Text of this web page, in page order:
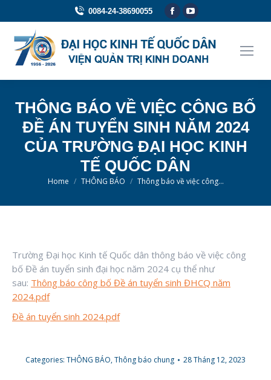
0084-24-38690055
Facebook
opens
in
YouTube
opens
in
THÔNG BÁO VỀ VIỆC CÔNG BỐ
ĐỀ ÁN TUYỂN SINH NĂM 2024
CỦA TRƯỜNG ĐẠI HỌC KINH
TẾ QUỐC DÂN
You are here:
Home THÔNG BÁO Thông báo về việc công…
Trường Đại học Kinh tế Quốc dân thông báo về việc công
bố Đề án tuyển sinh đại học năm 2024 cụ thể như
sau: Thông báo công bố Đề án tuyển sinh ĐHCQ năm
2024.pdf
Đề án tuyển sinh 2024.pdf
Categories: THÔNG BÁO,Thông báo chung 28 Tháng 12, 2023